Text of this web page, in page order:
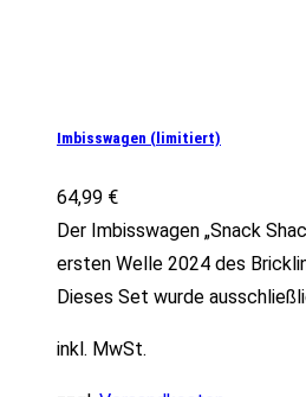
Imbisswagen (limitiert)
64,99 €
Der Imbisswagen „Snack
ersten Welle 2024 des
Dieses Set wurde
inkl. MwSt.